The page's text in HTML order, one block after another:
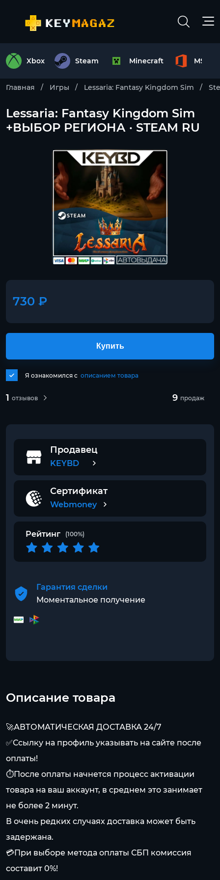
Xbox Steam Minecraft MS
Главная Игры Lessaria: Fantasy Kingdom Sim
Lessaria: Fantasy Kingdom Sim
+ВЫБОР РЕГИОНА · STEAM RU
730 ₽
1 отзывов 9 продаж
Я ознакомился с описанием товара
Купить
Продавец
KEYBD
Сертификат
Webmoney
Рейтинг (100%)
Гарантия сделки
Моментальное получение
Описание товара
🚀АВТОМАТИЧЕСКАЯ ДОСТАВКА 24/7
✅Ссылку на профиль указывать на сайте после
оплаты!
⏱️После оплаты начнется процесс активации
товара на ваш аккаунт, в среднем это занимает
не более 2 минут.
ㅤВ очень редких случаях доставка может быть
задержана.
💳При выборе метода оплаты СБП комиссия
составит 0%!